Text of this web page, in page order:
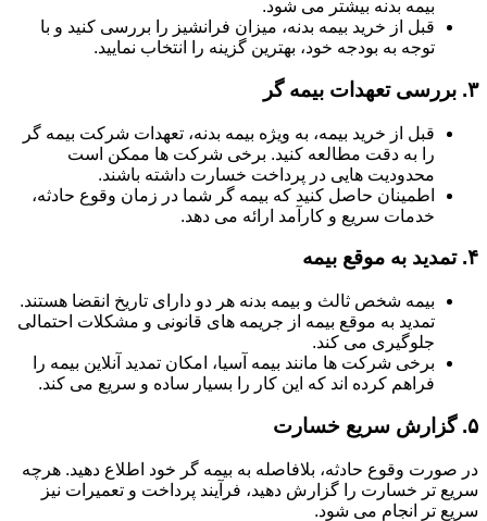
بیمه بدنه بیشتر می شود.
قبل از خرید بیمه بدنه، میزان فرانشیز را بررسی کنید و با
توجه به بودجه خود، بهترین گزینه را انتخاب نمایید.
۳. بررسی تعهدات بیمه گر
قبل از خرید بیمه، به ویژه بیمه بدنه، تعهدات شرکت بیمه گر
را به دقت مطالعه کنید. برخی شرکت ها ممکن است
محدودیت هایی در پرداخت خسارت داشته باشند.
اطمینان حاصل کنید که بیمه گر شما در زمان وقوع حادثه،
خدمات سریع و کارآمد ارائه می دهد.
۴. تمدید به موقع بیمه
بیمه شخص ثالث و بیمه بدنه هر دو دارای تاریخ انقضا هستند.
تمدید به موقع بیمه از جریمه های قانونی و مشکلات احتمالی
جلوگیری می کند.
برخی شرکت ها مانند بیمه آسیا، امکان تمدید آنلاین بیمه را
فراهم کرده اند که این کار را بسیار ساده و سریع می کند.
۵. گزارش سریع خسارت
در صورت وقوع حادثه، بلافاصله به بیمه گر خود اطلاع دهید. هرچه
سریع تر خسارت را گزارش دهید، فرآیند پرداخت و تعمیرات نیز
سریع تر انجام می شود.